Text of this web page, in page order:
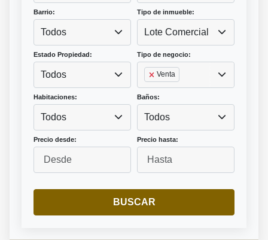
Barrio:
Todos
Tipo de inmueble:
Lote Comercial
Estado Propiedad:
Todos
Tipo de negocio:
Venta
Habitaciones:
Todos
Baños:
Todos
Precio desde: Precio hasta:
BUSCAR